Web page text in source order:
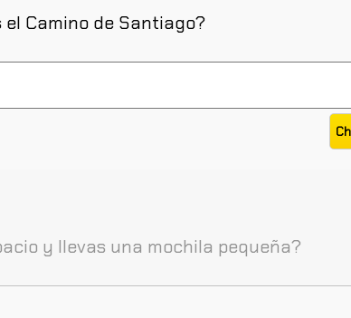
el Camino de Santiago?
y llevas una mochila pequeña?